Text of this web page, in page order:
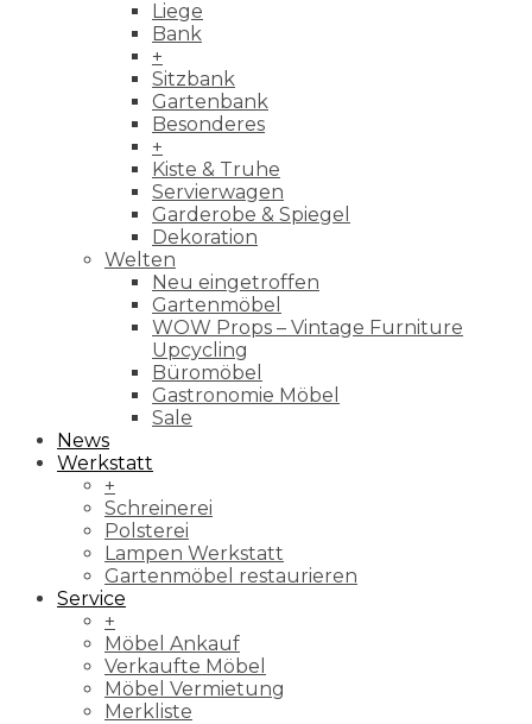
Liege
Bank
+
Sitzbank
Gartenbank
Besonderes
+
Kiste & Truhe
Servierwagen
Garderobe & Spiegel
Dekoration
Welten
Neu eingetroffen
Gartenmöbel
WOW Props – Vintage Furniture
Upcycling
Büromöbel
Gastronomie Möbel
Sale
News
Werkstatt
+
Schreinerei
Polsterei
Lampen Werkstatt
Gartenmöbel restaurieren
Service
+
Möbel Ankauf
Verkaufte Möbel
Möbel Vermietung
Merkliste